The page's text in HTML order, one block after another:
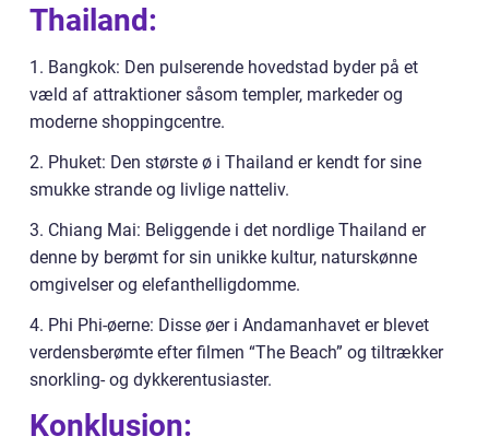
Thailand:
1. Bangkok: Den pulserende hovedstad byder på et
væld af attraktioner såsom templer, markeder og
moderne shoppingcentre.
2. Phuket: Den største ø i Thailand er kendt for sine
smukke strande og livlige natteliv.
3. Chiang Mai: Beliggende i det nordlige Thailand er
denne by berømt for sin unikke kultur, naturskønne
omgivelser og elefanthelligdomme.
4. Phi Phi-øerne: Disse øer i Andamanhavet er blevet
verdensberømte efter filmen “The Beach” og tiltrækker
snorkling- og dykkerentusiaster.
Konklusion: